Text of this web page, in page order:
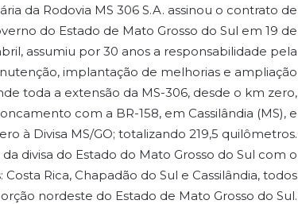
da Rodovia MS 306 S.A. assinou o contrato de
do Estado de Mato Grosso do Sul em 19 de
assumiu por 30 anos a responsabilidade pela
implantação de melhorias e ampliação
toda a extensão da MS-306, desde o km zero,
com a BR-158, em Cassilândia (MS), e
à Divisa MS/GO; totalizando 219,5 quilômetros.
divisa do Estado do Mato Grosso do Sul com o
Rica, Chapadão do Sul e Cassilândia, todos
nordeste do Estado de Mato Grosso do Sul.